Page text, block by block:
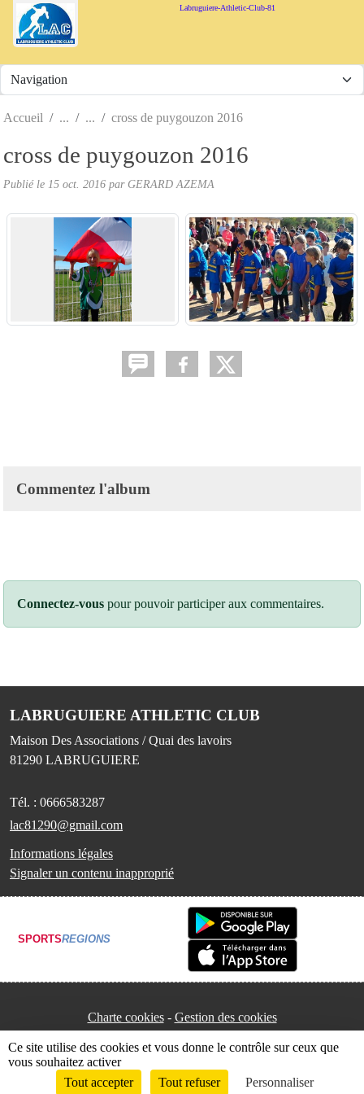
Labruguiere-Athletic-Club-81
Accueil cross de puygouzon 2016
cross de puygouzon 2016
Publié le 15 oct. 2016 parGERARD AZEMA
Commentez l'album
Connectez-vous pour pouvoir participer aux commentaires.
LABRUGUIERE ATHLETIC CLUB
Maison Des Associations / Quai des lavoirs
81290 LABRUGUIERE
Tél. : 0666583287
lac81290@gmail.com
Informations légales
Signaler un contenu inapproprié
SPORTSREGIONS
Charte cookies Gestion des cookies
Envie de participer ? Connexion
Panneau de gestion des cookies
Ce site utilise des cookies et vous donne le contrôle sur ceux que
vous souhaitez activer
Tout accepter
Tout refuser Personnaliser